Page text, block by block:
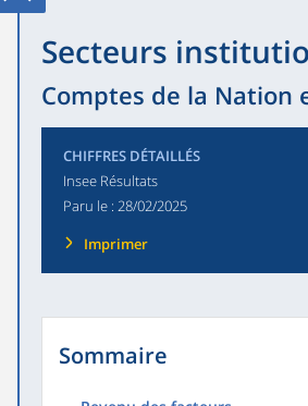
Secteurs
Comptes de la Nation
CHIFFRES DÉTAILLÉS
Insee Résultats
Paru le : 28/02/2025
Imprimer
Sommaire